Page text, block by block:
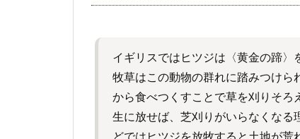
イギリスではヒツジは〈黄金の蹄〉
牧草はこの動物の群れに踏みつけら
から食べつくすことで草を刈りそろ
生に放せば、芝刈りがいらなくなる
どではヒツジを放牧すると土地が荒